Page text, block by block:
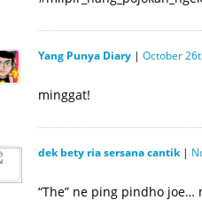
Yang Punya Diary |October
minggat!
dek bety ria sersana cantik|
“The” ne ping pindho joe…